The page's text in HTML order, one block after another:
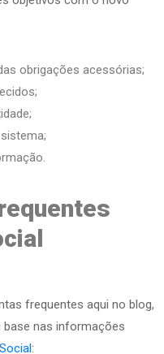
obrigações acessórias;
frequentes aqui no blog,
nas informações
: